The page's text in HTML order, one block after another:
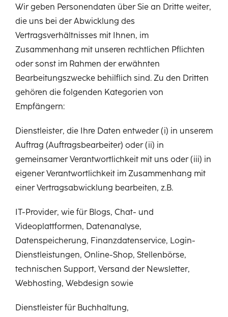
Wir geben Personendaten über Sie an Dritte weiter,
die uns bei der Abwicklung des
Vertragsverhältnisses mit Ihnen, im
Zusammenhang mit unseren rechtlichen Pflichten
oder sonst im Rahmen der erwähnten
Bearbeitungszwecke behilflich sind. Zu den Dritten
gehören die folgenden Kategorien von
Empfängern:
Dienstleister, die Ihre Daten entweder (i) in unserem
Auftrag (Auftragsbearbeiter) oder (ii) in
gemeinsamer Verantwortlichkeit mit uns oder (iii) in
eigener Verantwortlichkeit im Zusammenhang mit
einer Vertragsabwicklung bearbeiten, z.B.
IT-Provider, wie für Blogs, Chat- und
Videoplattformen, Datenanalyse,
Datenspeicherung, Finanzdatenservice, Login-
Dienstleistungen, Online-Shop, Stellenbörse,
technischen Support, Versand der Newsletter,
Webhosting, Webdesign sowie
Dienstleister für Buchhaltung,